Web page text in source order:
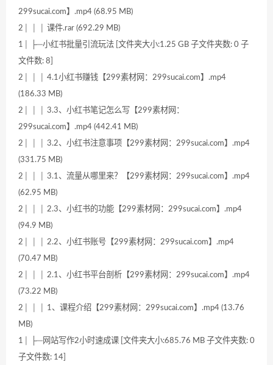
299sucai.com】.mp4 (68.95 MB)
2│ │ │ 课件.rar (692.29 MB)
1│ ├─小红书批量引流玩法 [文件夹大小:1.25 GB 子文件夹数: 0 子
文件数: 8]
2│ │ │ 4.1小红书赚钱【299素材网：299sucai.com】.mp4
(186.33 MB)
2│ │ │ 3.3、小红书笔记怎么写【299素材网：
299sucai.com】.mp4 (442.41 MB)
2│ │ │ 3.2、小红书注意事项【299素材网：299sucai.com】.mp4
(331.75 MB)
2│ │ │ 3.1、流量从哪里来？【299素材网：299sucai.com】.mp4
(62.95 MB)
2│ │ │ 2.3、小红书的功能【299素材网：299sucai.com】.mp4
(94.9 MB)
2│ │ │ 2.2、小红书账号【299素材网：299sucai.com】.mp4
(70.47 MB)
2│ │ │ 2.1、小红书平台剖析【299素材网：299sucai.com】.mp4
(73.22 MB)
2│ │ │ 1、课程介绍【299素材网：299sucai.com】.mp4 (13.76
MB)
1│ ├─网站写作2小时速成课 [文件夹大小:685.76 MB 子文件夹数: 0
子文件数: 14]